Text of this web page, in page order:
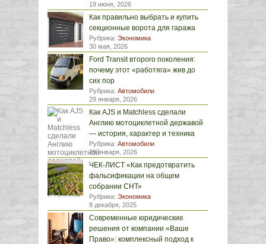
19 июня, 2026
Как правильно выбрать и купить
секционные ворота для гаража
Рубрика: Экономика
30 мая, 2026
Ford Transit второго поколения:
почему этот «работяга» жив до
сих пор
Рубрика: Автомобили
29 января, 2026
Как AJS и Matchless сделали
Англию мотоциклетной державой
— история, характер и техника
Рубрика: Автомобили
29 января, 2026
ЧЕК-ЛИСТ «Как предотвратить
фальсификации на общем
собрании СНТ»
Рубрика: Экономика
8 декабря, 2025
Современные юридические
решения от компании «Ваше
Право»: комплексный подход к